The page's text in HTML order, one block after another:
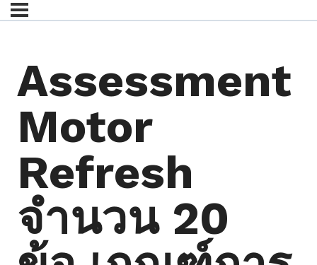
Assessment
Motor
Refresh
จำนวน 20